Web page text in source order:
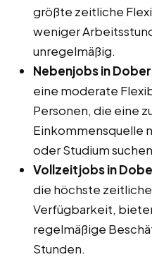
größte zeitliche
weniger
unregelmäßig.
Nebenjobs in
eine moderate
Personen, die eine
Einkommensquelle
oder Studium
Vollzeitjobs in
die höchste
Verfügbarkeit,
regelmäßige
Stunden.